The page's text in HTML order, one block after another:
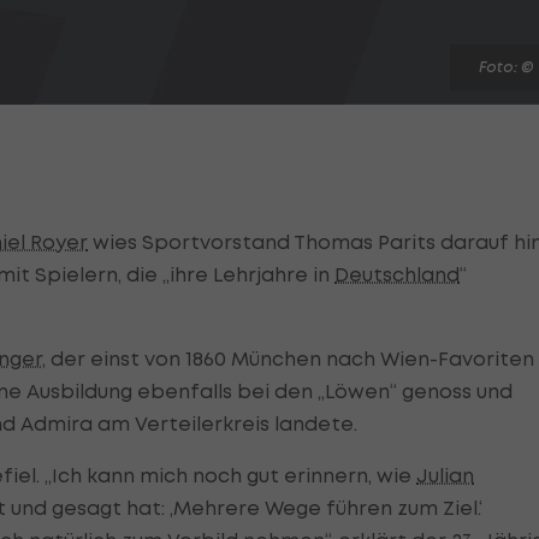
Foto: ©
Royer wies Sportvorstand Thomas Parits darauf
Spielern, die „ihre Lehrjahre in Deutschland“
, der einst von 1860 München nach Wien-Favoriten
Ausbildung ebenfalls bei den „Löwen“ genoss und
Admira am Verteilerkreis landete.
„Ich kann mich noch gut erinnern, wie Julian
gesagt hat: ‚Mehrere Wege führen zum Ziel.‘